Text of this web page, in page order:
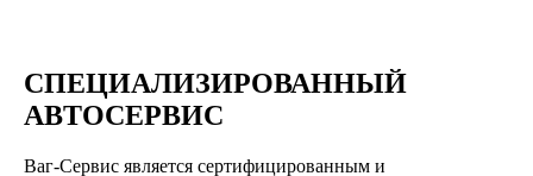
СПЕЦИАЛИЗИРОВАННЫЙ
АВТОСЕРВИС
Ваг-Сервис является сертифицированным и